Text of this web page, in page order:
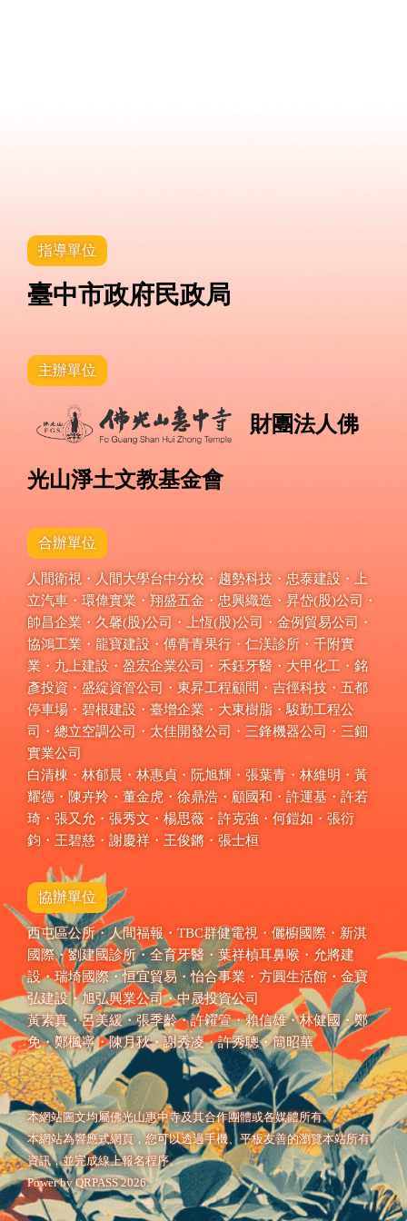
指導單位
臺中市政府民政局
主辦單位
財團法人佛
光山淨土文教基金會
合辦單位
人間衛視・人間大學台中分校・趨勢科技・忠泰建設・上
立汽車・環偉實業・翔盛五金・忠興織造・昇岱(股)公司・
帥昌企業・久馨(股)公司・上恆(股)公司・金例貿易公司・
協鴻工業・龍寶建設・傅青青果行・仁渼診所・千附實
業・九上建設・盈宏企業公司・禾鈺牙醫・大甲化工・銘
彥投資・盛綻資管公司・東昇工程顧問・吉徑科技・五都
停車場・碧根建設・臺增企業・大東樹脂・駿勤工程公
司・總立空調公司・太佳開發公司・三鋒機器公司・三鈿
實業公司
白清棟・林郁晨・林惠貞・阮旭輝・張葉青・林維明・黃
耀德・陳卉羚・董金虎・徐鼎浩・顧國和・許運基・許若
琦・張又允・張秀文・楊思薇・許克強・何鎧如・張衍
鈞・王碧慈・謝慶祥・王俊鏘・張士桓
協辦單位
西屯區公所・人間福報・TBC群健電視・儷櫥國際・新淇
國際・劉建國診所・全育牙醫・葉祥楨耳鼻喉・允將建
設・瑞埼國際・恒宜貿易・怡合事業・方圓生活館・金寶
弘建設・旭弘興業公司・中晟投資公司
黃素真・呂美緩・張季齡・許糴箮・賴信雄・林健國・鄭
免・鄭楓寧・陳月秋・謝秀凌・許秀聰・簡昭華
本網站圖文均屬佛光山惠中寺及其合作團體或各媒體所有。
本網站為響應式網頁，您可以透過手機、平板友善的瀏覽本站所有
資訊，並完成線上報名程序。
Power byQRPASS2026.